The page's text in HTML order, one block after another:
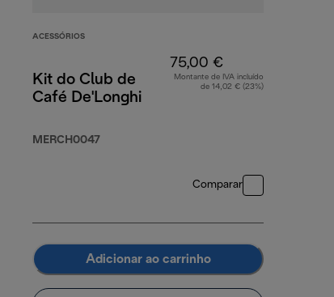
ACESSÓRIOS
Kit do Club de
Café De'Longhi
MERCH0047
75,00 €
Montante de IVA incluído
de 14,02 € (23%)
Comparar
Adicionar ao carrinho